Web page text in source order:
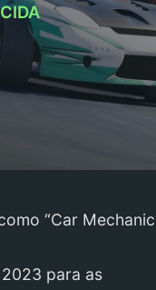
“Car Mechanic
para as